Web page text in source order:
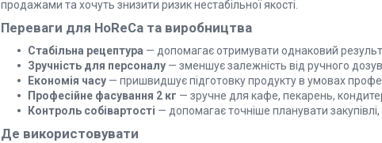
продажами та хочуть знизити ризик нестабільної якості.
Переваги для HoReCa та виробництва
Стабільна рецептура — допомагає отримувати однаковий
Зручність для персоналу — зменшує залежність від ручного
Економія часу — пришвидшує підготовку продукту в умовах
Професійне фасування 2 кг — зручне для кафе, пекарень,
Контроль собівартості — допомагає точніше планувати
Де використовувати